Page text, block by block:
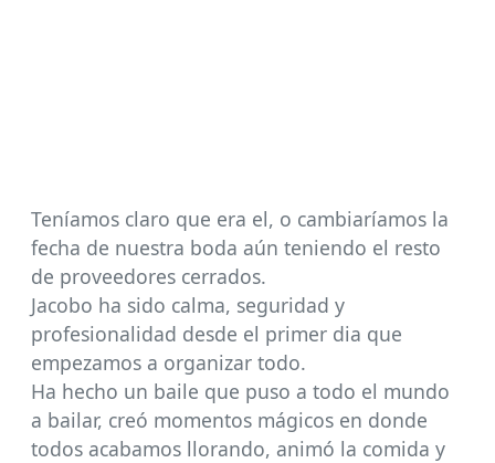
Teníamos claro que era el, o cambiaríamos la
fecha de nuestra boda aún teniendo el resto
de proveedores cerrados.
Jacobo ha sido calma, seguridad y
profesionalidad desde el primer dia que
empezamos a organizar todo.
Ha hecho un baile que puso a todo el mundo
a bailar, creó momentos mágicos en donde
todos acabamos llorando, animó la comida y